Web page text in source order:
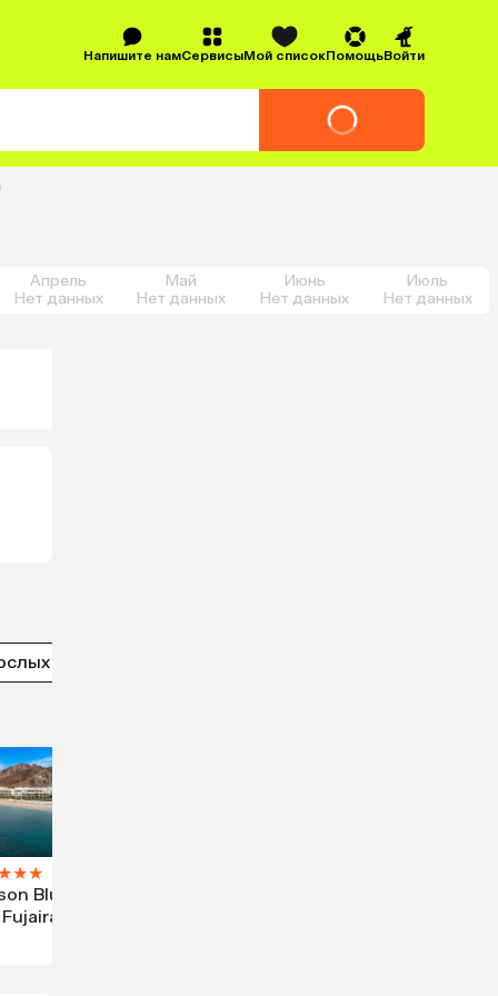
Напишите намСервисыМой списокПомощьВойти
Апрель
Нет данных
Май
Нет данных
Июнь
Нет данных
Июль
Нет данных
★★
Blu